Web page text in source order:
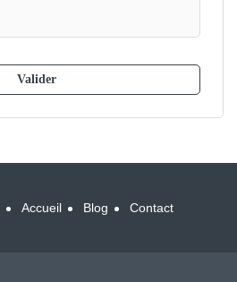
Accueil Blog Contact